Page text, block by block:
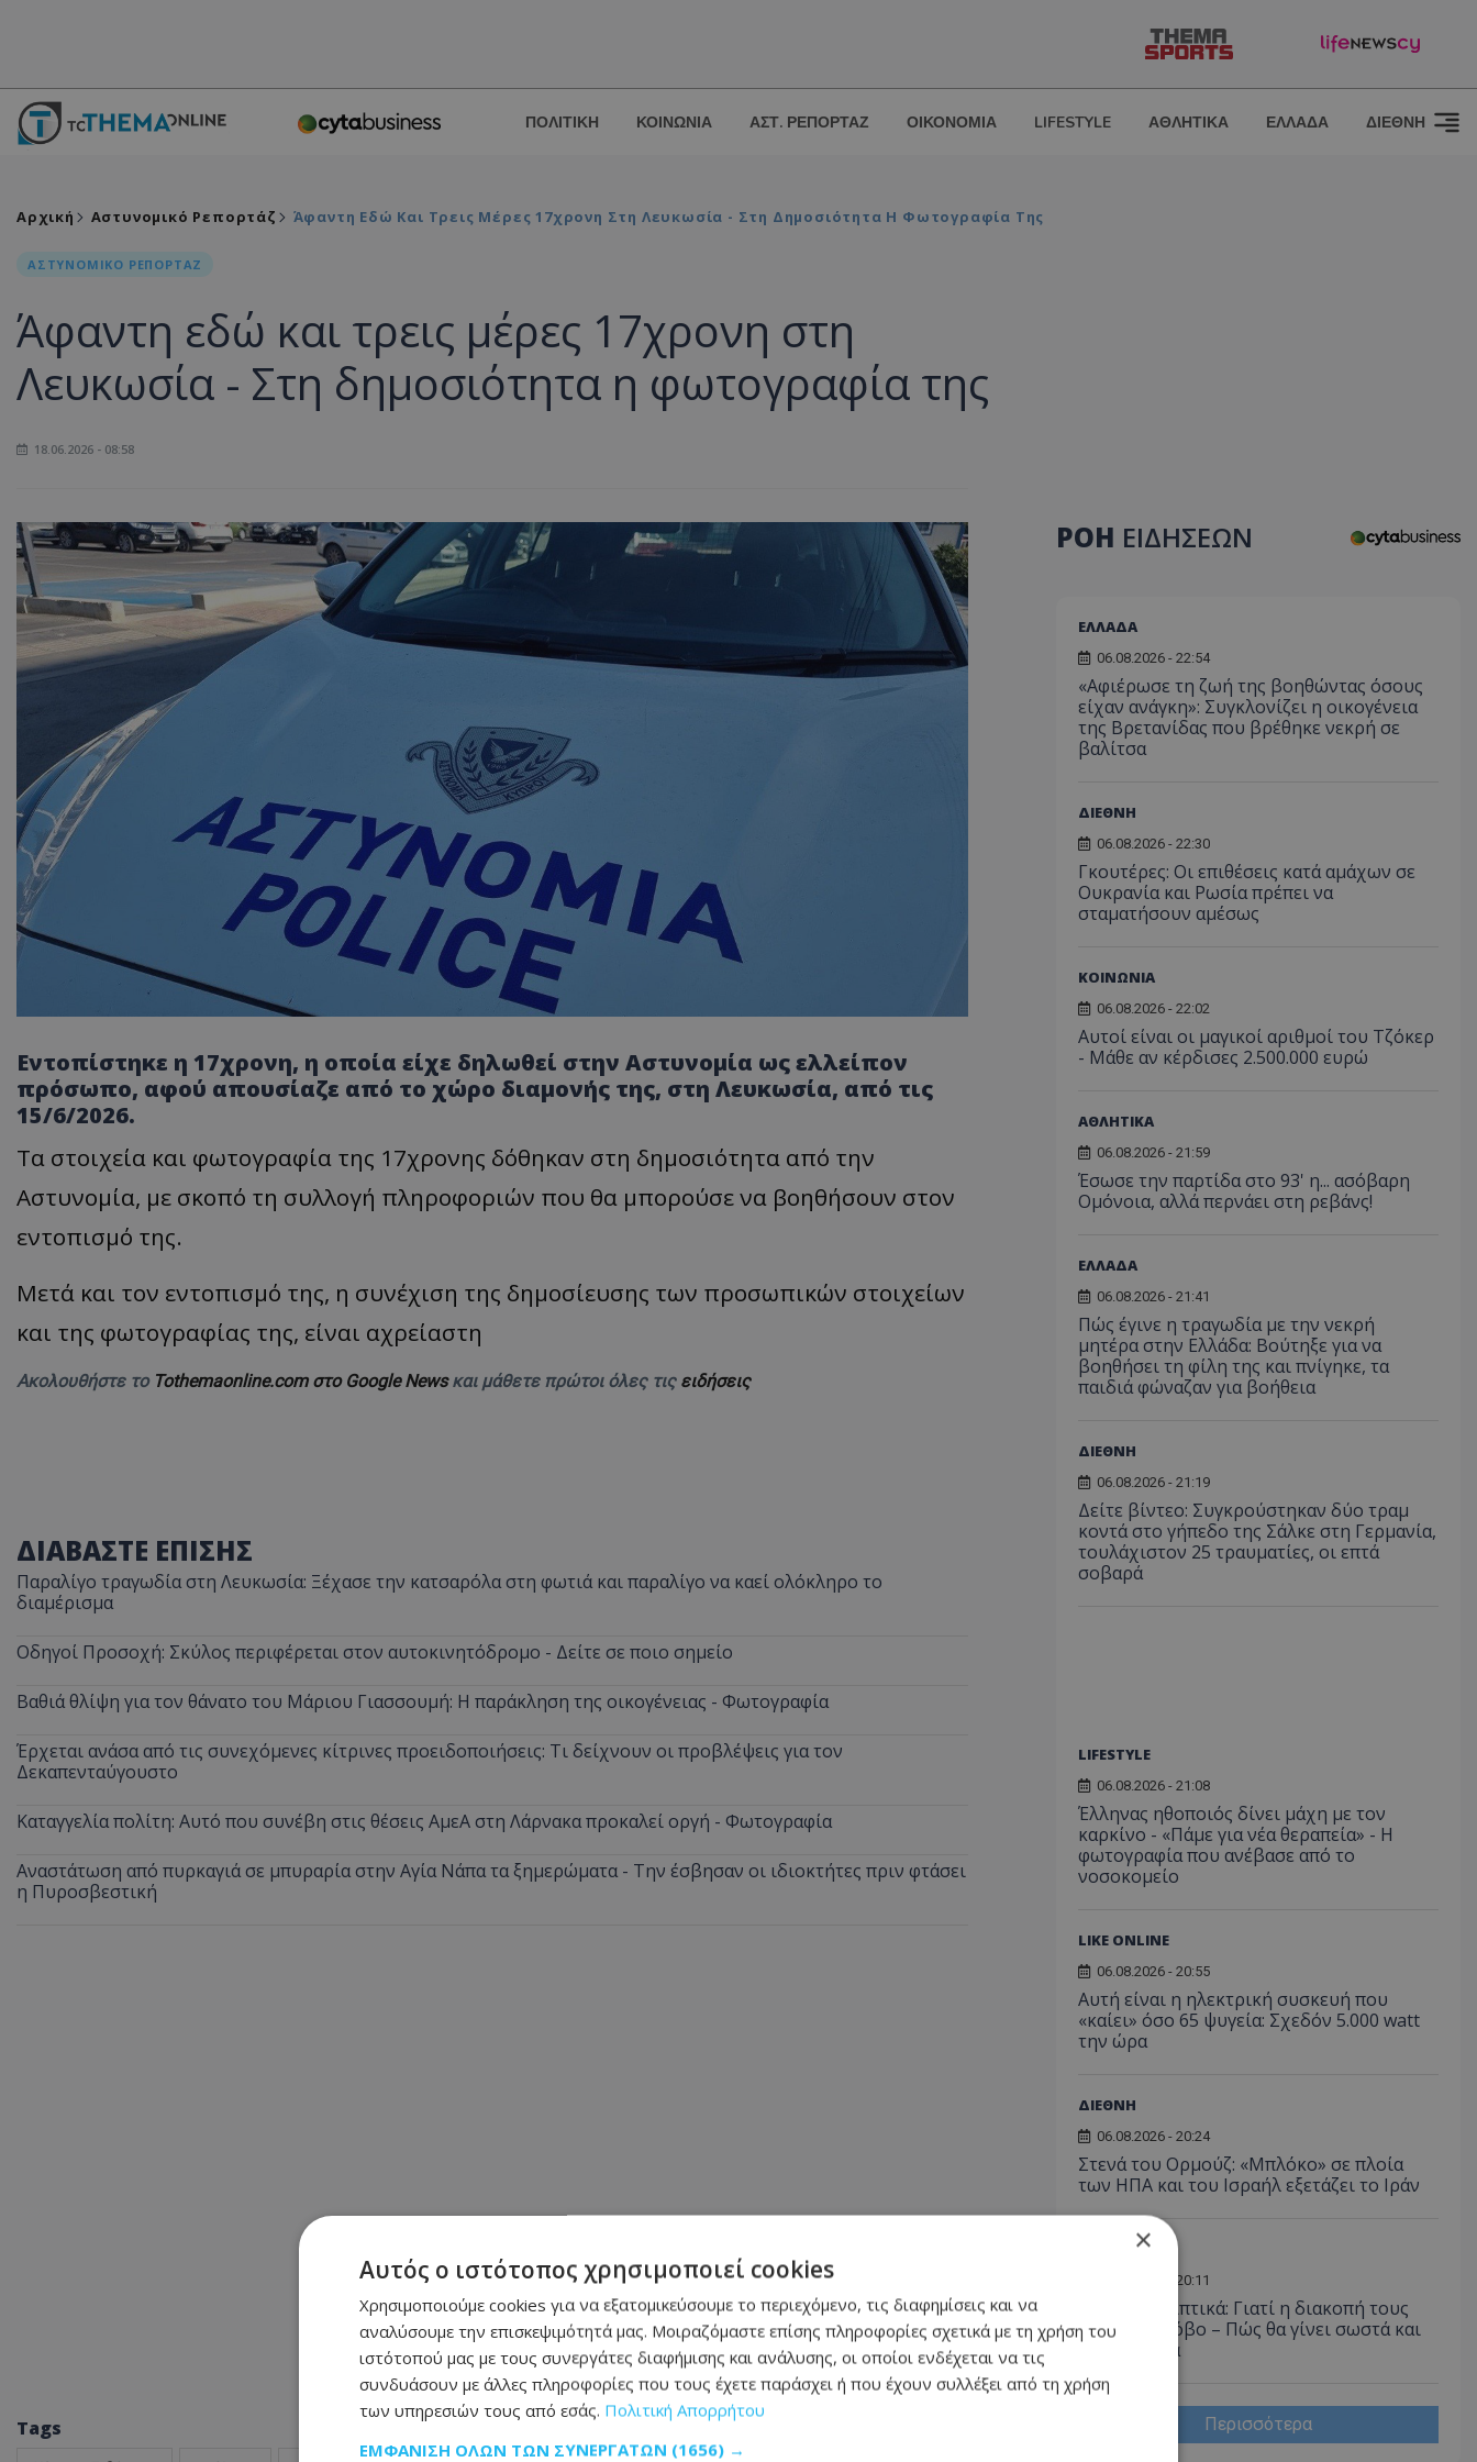
ΠΟΛΙΤΙΚΗ ΚΟΙΝΩΝΙΑ ΑΣΤ. ΡΕΠΟΡΤΑΖ ΟΙΚΟΝΟΜΙΑ LIFESTYLE ΑΘΛΗΤΙΚΑ ΕΛΛΑΔΑ ΔΙΕΘΝΗ
Αρχική Αστυνομικό Ρεπορτάζ Άφαντη Εδώ Και Τρεις Μέρες 17χρονη Στη Λευκωσία - Στη Δημοσιότητα Η Φωτογραφία Της
ΑΣΤΥΝΟΜΙΚΟ ΡΕΠΟΡΤΑΖ
Άφαντη εδώ και τρεις μέρες 17χρονη στη
Λευκωσία - Στη δημοσιότητα η φωτογραφία της
18.06.2026 - 08:58
Εντοπίστηκε η 17χρονη, η οποία είχε δηλωθεί στην Αστυνομία ως ελλείπον
πρόσωπο, αφού απουσίαζε από το χώρο διαμονής της, στη Λευκωσία, από τις
15/6/2026.
Τα στοιχεία και φωτογραφία της 17χρονης δόθηκαν στη δημοσιότητα από την
Αστυνομία, με σκοπό τη συλλογή πληροφοριών που θα μπορούσε να βοηθήσουν στον
εντοπισμό της.
Μετά και τον εντοπισμό της, η συνέχιση της δημοσίευσης των προσωπικών στοιχείων
και της φωτογραφίας της, είναι αχρείαστη
Ακολουθήστε το Tothemaonline.com στο Google Newsκαι μάθετε πρώτοι όλες τις ειδήσεις
ΔΙΑΒΑΣΤΕ ΕΠΙΣΗΣ
Παραλίγο τραγωδία στη Λευκωσία: Ξέχασε την κατσαρόλα στη φωτιά και παραλίγο να καεί ολόκληρο το
διαμέρισμα
Οδηγοί Προσοχή: Σκύλος περιφέρεται στον αυτοκινητόδρομο - Δείτε σε ποιο σημείο
Βαθιά θλίψη για τον θάνατο του Μάριου Γιασσουμή: Η παράκληση της οικογένειας - Φωτογραφία
Έρχεται ανάσα από τις συνεχόμενες κίτρινες προειδοποιήσεις: Τι δείχνουν οι προβλέψεις για τον
Δεκαπενταύγουστο
Καταγγελία πολίτη: Αυτό που συνέβη στις θέσεις ΑμεΑ στη Λάρνακα προκαλεί οργή - Φωτογραφία
Αναστάτωση από πυρκαγιά σε μπυραρία στην Αγία Νάπα τα ξημερώματα - Την έσβησαν οι ιδιοκτήτες πριν φτάσει
η Πυροσβεστική
Tags Μοιράσου αυτό το άρθρο
ΡΟΗ ΕΙΔΗΣΕΩΝ
ΕΛΛΑΔΑ
06.08.2026 - 22:54
«Αφιέρωσε τη ζωή της βοηθώντας όσους
είχαν ανάγκη»: Συγκλονίζει η οικογένεια
της Βρετανίδας που βρέθηκε νεκρή σε
βαλίτσα
ΔΙΕΘΝΗ
06.08.2026 - 22:30
Γκουτέρες: Οι επιθέσεις κατά αμάχων σε
Ουκρανία και Ρωσία πρέπει να
σταματήσουν αμέσως
ΚΟΙΝΩΝΙΑ
06.08.2026 - 22:02
Αυτοί είναι οι μαγικοί αριθμοί του Τζόκερ
- Μάθε αν κέρδισες 2.500.000 ευρώ
ΑΘΛΗΤΙΚΑ
06.08.2026 - 21:59
Έσωσε την παρτίδα στο 93' η... ασόβαρη
Ομόνοια, αλλά περνάει στη ρεβάνς!
ΕΛΛΑΔΑ
06.08.2026 - 21:41
Πώς έγινε η τραγωδία με την νεκρή
μητέρα στην Ελλάδα: Βούτηξε για να
βοηθήσει τη φίλη της και πνίγηκε, τα
παιδιά φώναζαν για βοήθεια
ΔΙΕΘΝΗ
06.08.2026 - 21:19
Δείτε βίντεο: Συγκρούστηκαν δύο τραμ
κοντά στο γήπεδο της Σάλκε στη Γερμανία,
τουλάχιστον 25 τραυματίες, οι επτά
σοβαρά
LIFESTYLE
06.08.2026 - 21:08
Έλληνας ηθοποιός δίνει μάχη με τον
καρκίνο - «Πάμε για νέα θεραπεία» - Η
φωτογραφία που ανέβασε από το
νοσοκομείο
LIKE ONLINE
06.08.2026 - 20:55
Αυτή είναι η ηλεκτρική συσκευή που
«καίει» όσο 65 ψυγεία: Σχεδόν 5.000 watt
την ώρα
ΔΙΕΘΝΗ
06.08.2026 - 20:24
Στενά του Ορμούζ: «Μπλόκο» σε πλοία
των ΗΠΑ και του Ισραήλ εξετάζει το Ιράν
06.08.2026 - 20:11
Αντικαταθλιπτικά: Γιατί η διακοπή τους
προκαλεί φόβο – Πώς θα γίνει σωστά και
με ασφάλεια
Περισσότερα
×
Αυτός ο ιστότοπος χρησιμοποιεί cookies
Χρησιμοποιούμε cookies για να εξατομικεύσουμε το περιεχόμενο, τις διαφημίσεις και να
αναλύσουμε την επισκεψιμότητά μας. Μοιραζόμαστε επίσης πληροφορίες σχετικά με τη χρήση του
ιστότοπού μας με τους συνεργάτες διαφήμισης και ανάλυσης, οι οποίοι ενδέχεται να τις
συνδυάσουν με άλλες πληροφορίες που τους έχετε παράσχει ή που έχουν συλλέξει από τη χρήση
των υπηρεσιών τους από εσάς. Πολιτική Απορρήτου
ΕΜΦΆΝΙΣΗ ΌΛΩΝ ΤΩΝ ΣΥΝΕΡΓΑΤΏΝ (1656) →